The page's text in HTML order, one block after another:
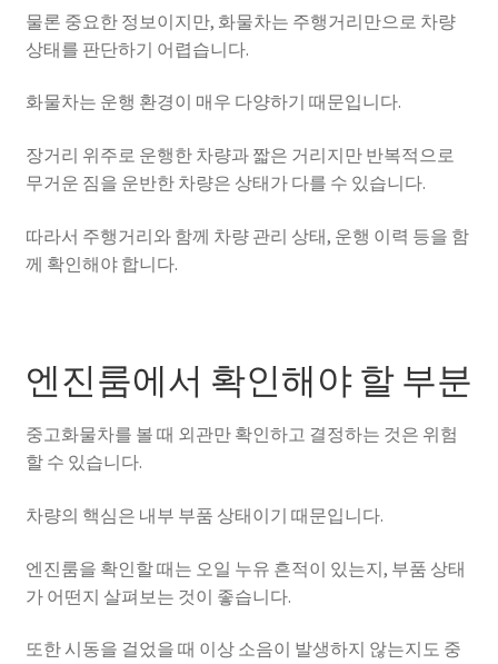
물론 중요한 정보이지만, 화물차는 주행거리만으로 차량
상태를 판단하기 어렵습니다.
화물차는 운행 환경이 매우 다양하기 때문입니다.
장거리 위주로 운행한 차량과 짧은 거리지만 반복적으로
무거운 짐을 운반한 차량은 상태가 다를 수 있습니다.
따라서 주행거리와 함께 차량 관리 상태, 운행 이력 등을 함
께 확인해야 합니다.
엔진룸에서 확인해야 할 부분
중고화물차를 볼 때 외관만 확인하고 결정하는 것은 위험
할 수 있습니다.
차량의 핵심은 내부 부품 상태이기 때문입니다.
엔진룸을 확인할 때는 오일 누유 흔적이 있는지, 부품 상태
가 어떤지 살펴보는 것이 좋습니다.
또한 시동을 걸었을 때 이상 소음이 발생하지 않는지도 중